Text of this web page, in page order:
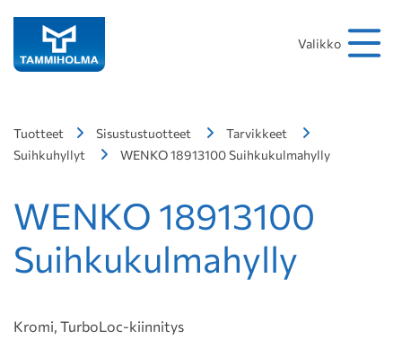
Valikko
Tuotteet Sisustustuotteet
Tarvikkeet
Suihkuhyllyt
WENKO 18913100 Suihkukulmahylly
WENKO 18913100
Suihkukulmahylly
Kromi, TurboLoc-kiinnitys